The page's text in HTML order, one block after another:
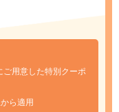
ご用意した特別クーポ
ら適用